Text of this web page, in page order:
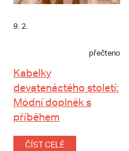
9. 2.
přečteno
Kabelky
devatenáctého století:
Módní doplněk s
příběhem
ČÍST CELÉ